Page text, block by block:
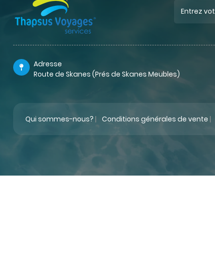
Adresse
Route de Skanes (Prés de Skanes Meubles)
Qui sommes-nous? | Conditions générales de vente |